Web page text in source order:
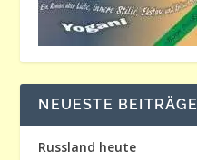
NEUESTE BEITRÄGE
Russland heute